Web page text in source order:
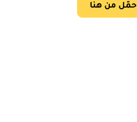
حمّل من هنا